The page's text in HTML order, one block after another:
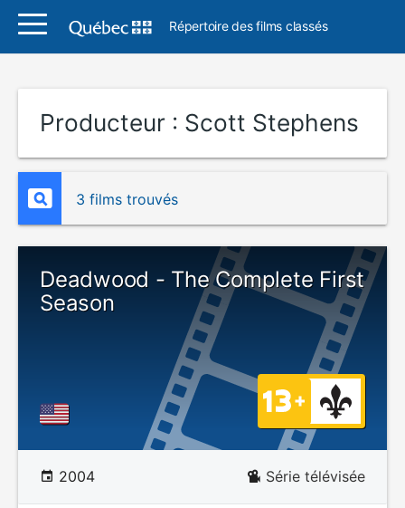
Répertoire des films classés
Producteur : Scott Stephens
3 films trouvés
Deadwood - The Complete First
Season
2004 Série télévisée